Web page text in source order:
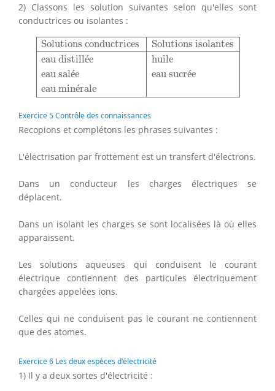
2) Classons les solution suivantes selon qu'elles sont
conductrices ou isolantes :
Solutions conductrices
Solutions isolantes
eau distillée
huile
eau salée eau sucrée
eau minérale
Solutions conductricesSolutions isolanteseau
Exercice 5 Contrôle des connaissances
Recopions et complétons les phrases suivantes :
L'électrisation par frottement est un transfert d'électrons.
Dans un conducteur les charges électriques se
déplacent.
Dans un isolant les charges se sont localisées là où elles
apparaissent.
Les solutions aqueuses qui conduisent le courant
électrique contiennent des particules électriquement
chargées appelées ions.
Celles qui ne conduisent pas le courant ne contiennent
que des atomes.
Exercice 6 Les deux espèces d'électricité
1) Il y a deux sortes d'électricité :